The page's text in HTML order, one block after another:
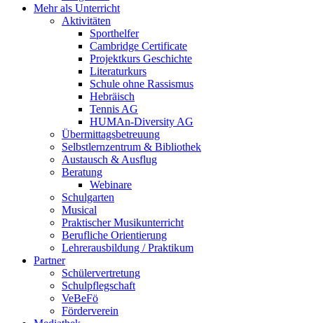
Mehr als Unterricht
Aktivitäten
Sporthelfer
Cambridge Certificate
Projektkurs Geschichte
Literaturkurs
Schule ohne Rassismus
Hebräisch
Tennis AG
HUMAn-Diversity AG
Übermittagsbetreuung
Selbstlernzentrum & Bibliothek
Austausch & Ausflug
Beratung
Webinare
Schulgarten
Musical
Praktischer Musikunterricht
Berufliche Orientierung
Lehrerausbildung / Praktikum
Partner
Schülervertretung
Schulpflegschaft
VeBeFö
Förderverein